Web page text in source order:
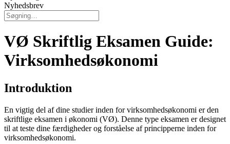
Nyhedsbrev
VØ Skriftlig Eksamen Guide:
Virksomhedsøkonomi
Introduktion
En vigtig del af dine studier inden for virksomhedsøkonomi er den
skriftlige eksamen i økonomi (VØ). Denne type eksamen er designet
til at teste dine færdigheder og forståelse af principperne inden for
virksomhedsøkonomi.